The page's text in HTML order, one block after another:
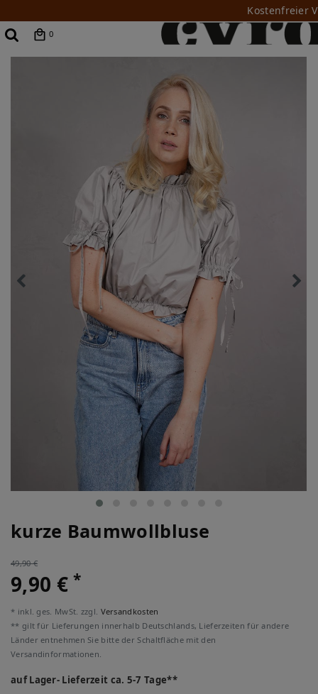
Kostenfreier
0
kurze Baumwollbluse
49,90 €
9,90 €*
* inkl. ges. MwSt. zzgl. Versandkosten
** gilt für Lieferungen innerhalb Deutschlands, Lieferzeiten für andere
Länder entnehmen Sie bitte der Schaltfläche mit den
Versandinformationen.
auf Lager- Lieferzeit ca. 5-7 Tage**